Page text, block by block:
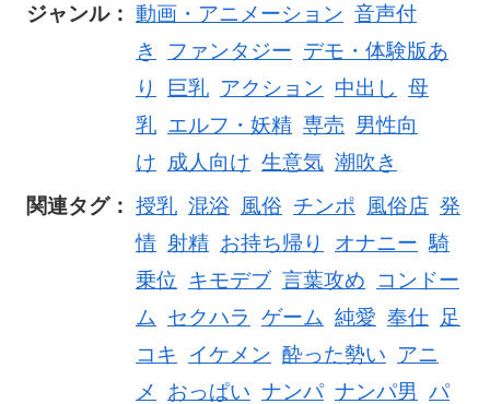
ジャンル： 動画・アニメーション 音声付
き
ファンタジー デモ・体験版あ
り
巨乳 アクション 中出し
母
乳 エルフ・妖精 専売 男性向
け
成人向け 生意気 潮吹き
関連タグ： 授乳 混浴 風俗 チンポ 風俗店 発
情 射精 お持ち帰り オナニー 騎
乗位
キモデブ 言葉攻め
コンドー
ム
セクハラ ゲーム 純愛 奉仕 足
コキ
イケメン 酔った勢い
アニ
メ
おっぱい ナンパ ナンパ男 パ